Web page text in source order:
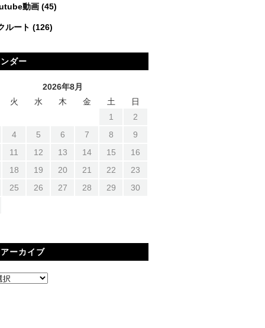
動画 (45)
ルート (126)
ダー
2026年8月
火
水 木 金 土
日
1
2
4
5 6 7 8
9
11
12 13 14 15
16
18
19 20 21 22
23
25
26 27 28 29 30
ーカイブ